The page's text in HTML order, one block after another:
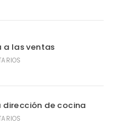
las ventas
de cocina